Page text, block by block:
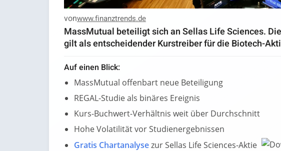
vonwww.finanztrends.de
MassMutual beteiligt sich an Sellas Life Sciences.
gilt als entscheidender Kurstreiber für die Biotech-
Auf einen Blick:
MassMutual offenbart neue Beteiligung
REGAL-Studie als binäres Ereignis
Kurs-Buchwert-Verhältnis weit über Durchschnitt
Hohe Volatilität vor Studienergebnissen
Gratis Chartanalysezur Sellas Life Sciences-Aktie